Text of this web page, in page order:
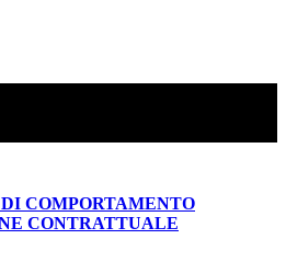
COMPORTAMENTO
CONTRATTUALE